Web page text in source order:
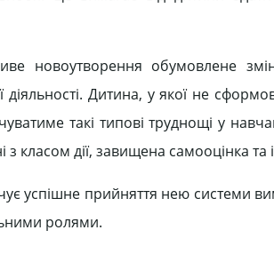
новоутворення обумовлене
Дитина, у якої не
такі типові труднощі у
класом дії, завищена самооцінка та
успішне прийняття нею системи
ролями.